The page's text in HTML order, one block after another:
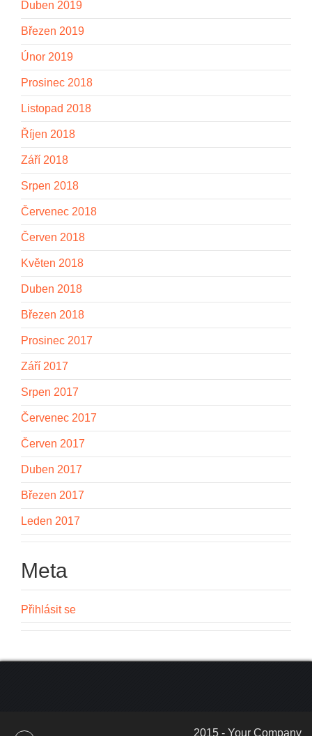
Duben 2019
Březen 2019
Únor 2019
Prosinec 2018
Listopad 2018
Říjen 2018
Září 2018
Srpen 2018
Červenec 2018
Červen 2018
Květen 2018
Duben 2018
Březen 2018
Prosinec 2017
Září 2017
Srpen 2017
Červenec 2017
Červen 2017
Duben 2017
Březen 2017
Leden 2017
Meta
Přihlásit se
2015 - Your Company